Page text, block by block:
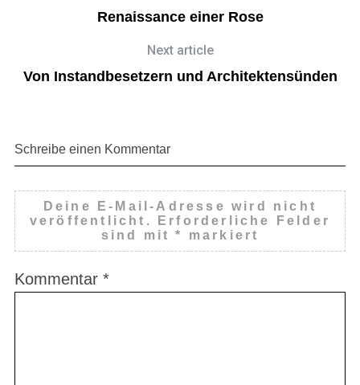
Renaissance einer Rose
Next article
Von Instandbesetzern und Architektensünden
Schreibe einen Kommentar
Deine E-Mail-Adresse wird nicht
veröffentlicht.
Erforderliche Felder
sind mit* markiert
Kommentar *